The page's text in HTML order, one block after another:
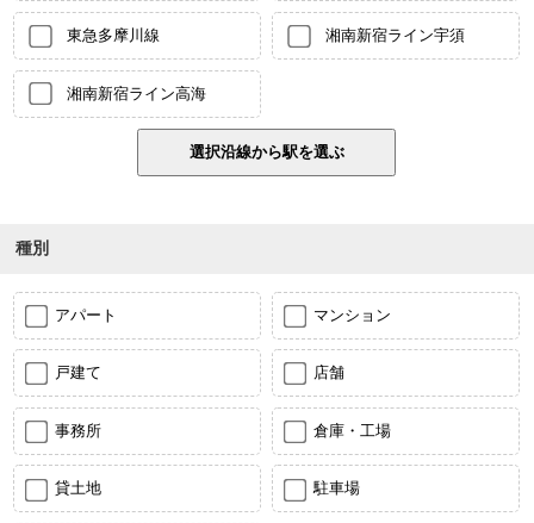
東急多摩川線 湘南新宿ライン宇須
湘南新宿ライン高海
種別
アパート マンション
戸建て 店舗
事務所 倉庫・工場
貸土地 駐車場